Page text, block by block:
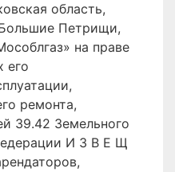
область,
Петрищи,
на праве
его
ремонта,
39.42 Земельного
И З В Е Щ